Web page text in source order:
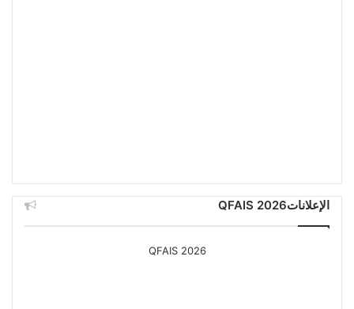
الإعلاناتQFAIS 2026
QFAIS 2026